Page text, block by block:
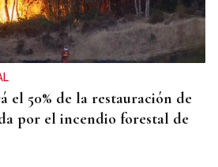
en Sada obliga a
el 50% de la restauración de
por el incendio forestal de